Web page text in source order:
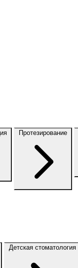
Протезирование
Детская стоматология